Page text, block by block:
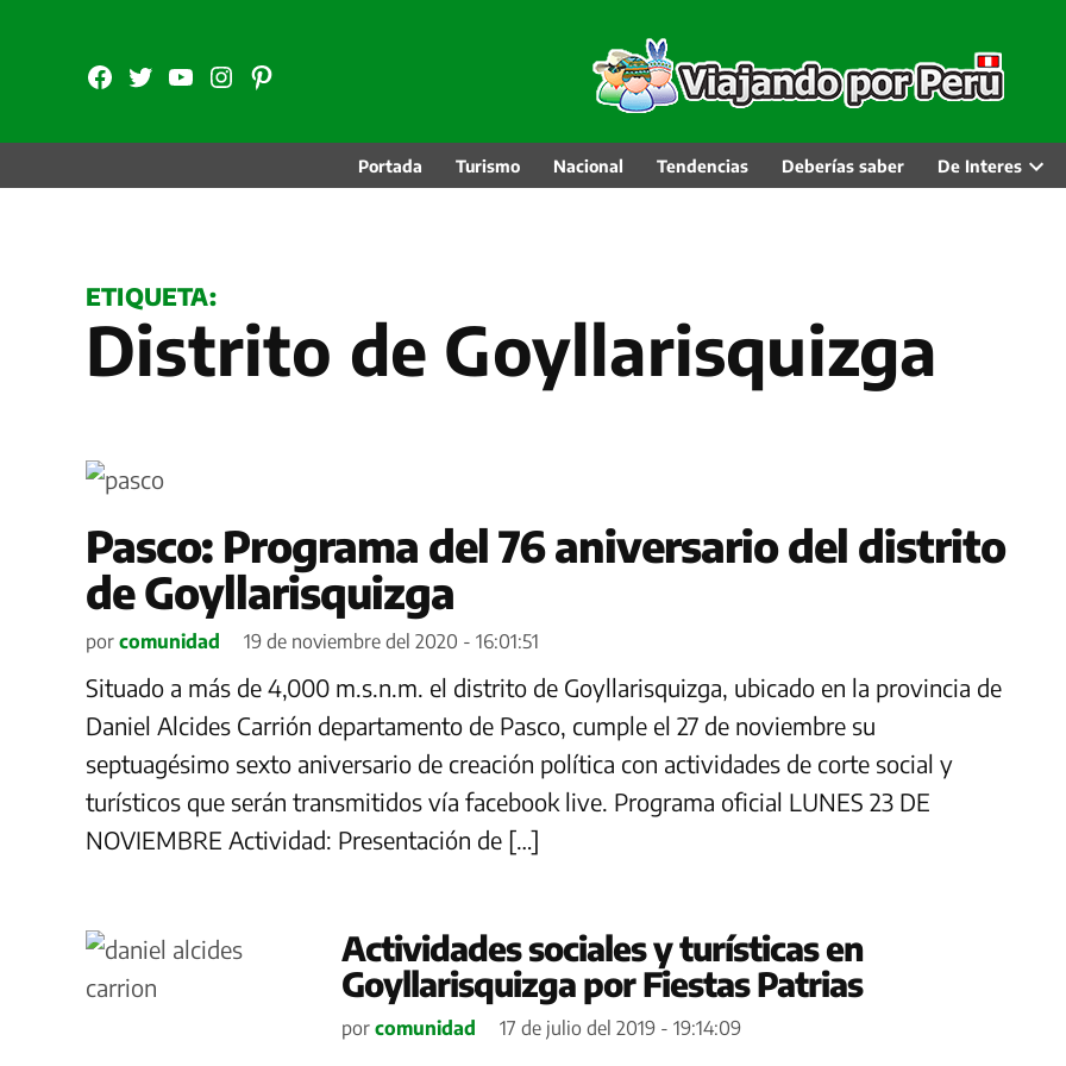
contenidoFB TW YouTubeInstagram
Pinterest
Portada Turismo Nacional Tendencias Deberías saber De Interes
ETIQUETA:
Distrito de Goyllarisquizga
Pasco: Programa del 76 aniversario del distrito
de Goyllarisquizga
por comunidad 19 de noviembre del 2020 - 16:01:51
Situado a más de 4,000 m.s.n.m. el distrito de Goyllarisquizga, ubicado en la provincia de
Daniel Alcides Carrión departamento de Pasco, cumple el 27 de noviembre su
septuagésimo sexto aniversario de creación política con actividades de corte social y
turísticos que serán transmitidos vía facebook live. Programa oficial LUNES 23 DE
NOVIEMBRE Actividad: Presentación de […]
Actividades sociales y turísticas en
Goyllarisquizga por Fiestas Patrias
por comunidad 17 de julio del 2019 - 19:14:09